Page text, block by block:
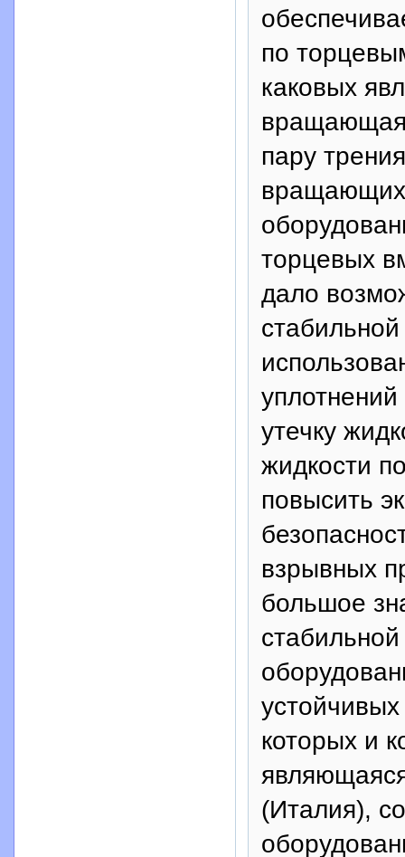
по
каковых
пару
торцевых
дало
утечку
жидкости
повысить
взрывных
большое
которых и
(Италия),